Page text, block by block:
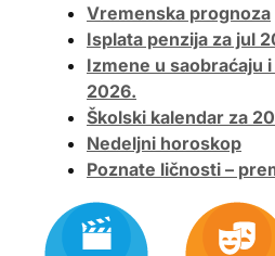
Vremenska prognoza
Isplata penzija za jul
Izmene u saobraćaju
2026.
Školski kalendar za
Nedeljni horoskop
Poznate ličnosti –